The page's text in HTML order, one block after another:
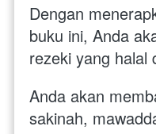
Dengan
buku ini, Anda
rezeki yang halal
Anda akan
sakinah,